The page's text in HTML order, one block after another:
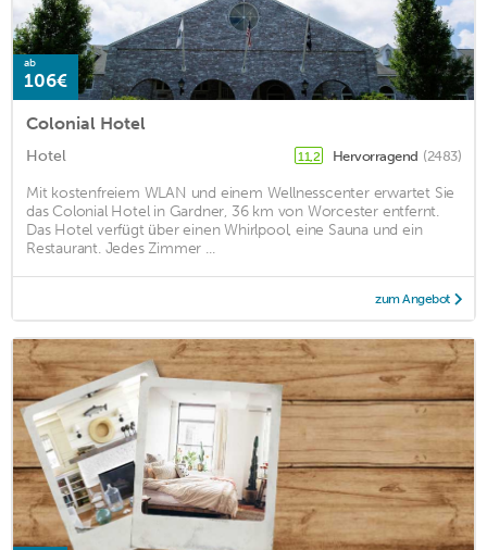
ab
106€
Colonial Hotel
Hotel 11,2 Hervorragend (2483)
Mit kostenfreiem WLAN und einem Wellnesscenter erwartet Sie
das Colonial Hotel in Gardner, 36 km von Worcester entfernt.
Das Hotel verfügt über einen Whirlpool, eine Sauna und ein
Restaurant. Jedes Zimmer ...
zum Angebot